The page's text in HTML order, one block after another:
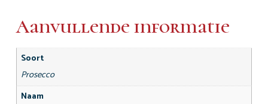
Aanvullende informatie
Soort
Prosecco
Naam